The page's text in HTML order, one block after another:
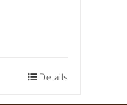
Details